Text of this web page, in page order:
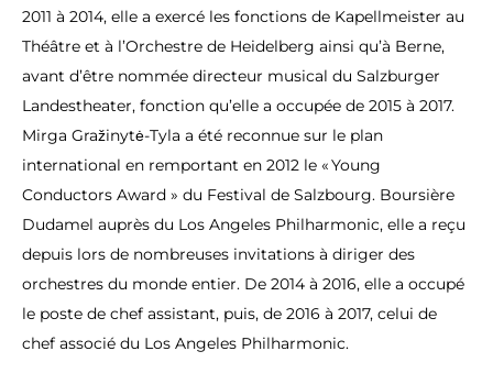
2011 à 2014, elle a exercé les fonctions de Kapellmeister au
Théâtre et à l’Orchestre de Heidelberg ainsi qu’à Berne,
avant d’être nommée directeur musical du Salzburger
Landestheater, fonction qu’elle a occupée de 2015 à 2017.
Mirga Gražinytė-Tyla a été reconnue sur le plan
international en remportant en 2012 le « Young
Conductors Award » du Festival de Salzbourg. Boursière
Dudamel auprès du Los Angeles Philharmonic, elle a reçu
depuis lors de nombreuses invitations à diriger des
orchestres du monde entier. De 2014 à 2016, elle a occupé
le poste de chef assistant, puis, de 2016 à 2017, celui de
chef associé du Los Angeles Philharmonic.